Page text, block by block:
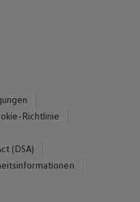
Richtlinie
(DSA)